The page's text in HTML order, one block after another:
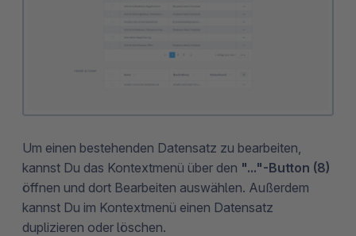
Um einen bestehenden Datensatz zu bearbeiten,
kannst Du das Kontextmenü über den "..."-Button (8)
öffnen und dort Bearbeiten auswählen. Außerdem
kannst Du im Kontextmenü einen Datensatz
duplizieren oder löschen.